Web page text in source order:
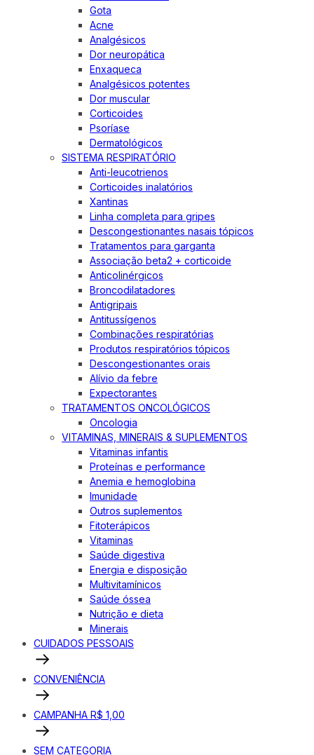
Gota
Acne
Analgésicos
Dor neuropática
Enxaqueca
Analgésicos potentes
Dor muscular
Corticoides
Psoríase
Dermatológicos
SISTEMA RESPIRATÓRIO
Anti-leucotrienos
Corticoides inalatórios
Xantinas
Linha completa para gripes
Descongestionantes nasais tópicos
Tratamentos para garganta
Associação beta2 + corticoide
Anticolinérgicos
Broncodilatadores
Antigripais
Antitussígenos
Combinações respiratórias
Produtos respiratórios tópicos
Descongestionantes orais
Alívio da febre
Expectorantes
TRATAMENTOS ONCOLÓGICOS
Oncologia
VITAMINAS, MINERAIS & SUPLEMENTOS
Vitaminas infantis
Proteínas e performance
Anemia e hemoglobina
Imunidade
Outros suplementos
Fitoterápicos
Vitaminas
Saúde digestiva
Energia e disposição
Multivitamínicos
Saúde óssea
Nutrição e dieta
Minerais
CUIDADOS PESSOAIS
CONVENIÊNCIA
CAMPANHA R$ 1,00
SEM CATEGORIA